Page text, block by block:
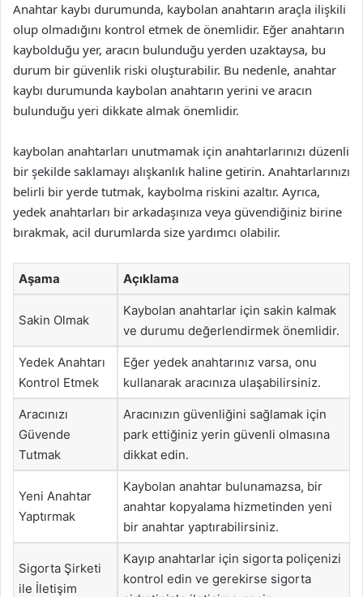
Anahtar kaybı durumunda, kaybolan anahtarın araçla ilişkili
olup olmadığını kontrol etmek de önemlidir. Eğer anahtarın
kaybolduğu yer, aracın bulunduğu yerden uzaktaysa, bu
durum bir güvenlik riski oluşturabilir. Bu nedenle, anahtar
kaybı durumunda kaybolan anahtarın yerini ve aracın
bulunduğu yeri dikkate almak önemlidir.
kaybolan anahtarları unutmamak için anahtarlarınızı düzenli
bir şekilde saklamayı alışkanlık haline getirin. Anahtarlarınızı
belirli bir yerde tutmak, kaybolma riskini azaltır. Ayrıca,
yedek anahtarları bir arkadaşınıza veya güvendiğiniz birine
bırakmak, acil durumlarda size yardımcı olabilir.
Aşama Açıklama
Sakin Olmak
Kaybolan anahtarlar için sakin kalmak
ve durumu değerlendirmek önemlidir.
Yedek Anahtarı
Kontrol Etmek
Eğer yedek anahtarınız varsa, onu
kullanarak aracınıza ulaşabilirsiniz.
Aracınızı
Güvende
Tutmak
Aracınızın güvenliğini sağlamak için
park ettiğiniz yerin güvenli olmasına
dikkat edin.
Yeni Anahtar
Yaptırmak
Kaybolan anahtar bulunamazsa, bir
anahtar kopyalama hizmetinden yeni
bir anahtar yaptırabilirsiniz.
Sigorta Şirketi
ile İletişim
Kayıp anahtarlar için sigorta poliçenizi
kontrol edin ve gerekirse sigorta